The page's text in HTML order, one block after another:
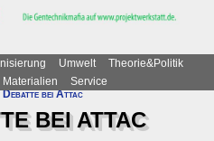
Umwelt
Theorie&Politik
Materialien
Service
Debatte bei Attac
BEI ATTAC